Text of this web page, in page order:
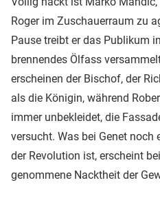
Roger im Zuschauerraum zu
Pause treibt er das Publikum
brennendes Ölfass
erscheinen der Bischof, der
als die Königin, während
immer unbekleidet, die
versucht. Was bei Genet
der Revolution ist, erscheint
genommene Nacktheit der